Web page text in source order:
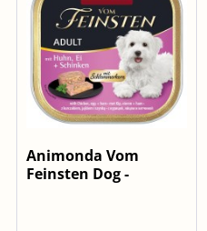
Animonda Vom
Feinsten Dog -